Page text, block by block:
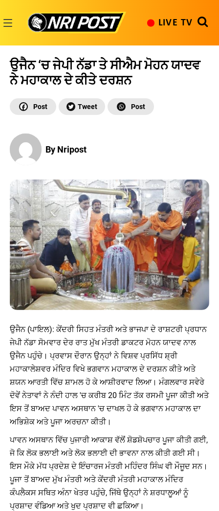
content
LIVE TV
ਉਜੈਨ ‘ਚ ਜੇਪੀ ਨੱਡਾ ਤੇ ਸੀਐਮ ਮੋਹਨ ਯਾਦਵ
ਨੇ ਮਹਾਕਾਲ ਦੇ ਕੀਤੇ ਦਰਸ਼ਨ
By Nripost
ਉਜੈਨ (ਪਾਇਲ): ਕੇਂਦਰੀ ਸਿਹਤ ਮੰਤਰੀ ਅਤੇ ਭਾਜਪਾ ਦੇ ਰਾਸ਼ਟਰੀ ਪ੍ਰਧਾਨ
ਜੇਪੀ ਨੱਡਾ ਸੋਮਵਾਰ ਦੇਰ ਰਾਤ ਮੁੱਖ ਮੰਤਰੀ ਡਾਕਟਰ ਮੋਹਨ ਯਾਦਵ ਨਾਲ
ਉਜੈਨ ਪਹੁੰਚੇ। ਪ੍ਰਵਾਸ ਦੌਰਾਨ ਉਨ੍ਹਾਂ ਨੇ ਵਿਸ਼ਵ ਪ੍ਰਸਿੱਧ ਸ਼੍ਰੀ
ਮਹਾਕਾਲੇਸ਼ਵਰ ਮੰਦਿਰ ਵਿਖੇ ਭਗਵਾਨ ਮਹਾਕਾਲ ਦੇ ਦਰਸ਼ਨ ਕੀਤੇ ਅਤੇ
ਸ਼ਯਨ ਆਰਤੀ ਵਿੱਚ ਸ਼ਾਮਲ ਹੋ ਕੇ ਆਸ਼ੀਰਵਾਦ ਲਿਆ। ਮੰਗਲਵਾਰ ਸਵੇਰੇ
ਦੋਵੇਂ ਨੇਤਾਵਾਂ ਨੇ ਨੰਦੀ ਹਾਲ 'ਚ ਕਰੀਬ 20 ਮਿੰਟ ਤੱਕ ਰਸਮੀ ਪੂਜਾ ਕੀਤੀ ਅਤੇ
ਇਸ ਤੋਂ ਬਾਅਦ ਪਾਵਨ ਅਸਥਾਨ 'ਚ ਦਾਖਲ ਹੋ ਕੇ ਭਗਵਾਨ ਮਹਾਕਾਲ ਦਾ
ਅਭਿਸ਼ੇਕ ਅਤੇ ਪੂਜਾ ਅਰਚਨਾ ਕੀਤੀ।
ਪਾਵਨ ਅਸਥਾਨ ਵਿੱਚ ਪੁਜਾਰੀ ਆਕਾਸ਼ ਵੱਲੋਂ ਸ਼ੋਡਸ਼ੋਪਚਾਰ ਪੂਜਾ ਕੀਤੀ ਗਈ,
ਜੋ ਕਿ ਲੋਕ ਭਲਾਈ ਅਤੇ ਲੋਕ ਭਲਾਈ ਦੀ ਭਾਵਨਾ ਨਾਲ ਕੀਤੀ ਗਈ ਸੀ।
ਇਸ ਮੌਕੇ ਮੱਧ ਪ੍ਰਦੇਸ਼ ਦੇ ਇੰਚਾਰਜ ਮੰਤਰੀ ਮਹਿੰਦਰ ਸਿੰਘ ਵੀ ਮੌਜੂਦ ਸਨ।
ਪੂਜਾ ਤੋਂ ਬਾਅਦ ਮੁੱਖ ਮੰਤਰੀ ਅਤੇ ਕੇਂਦਰੀ ਮੰਤਰੀ ਮਹਾਕਾਲ ਮੰਦਿਰ
ਕੰਪਲੈਕਸ ਸਥਿਤ ਅੰਨਾ ਖੇਤਰ ਪਹੁੰਚੇ, ਜਿੱਥੇ ਉਨ੍ਹਾਂ ਨੇ ਸ਼ਰਧਾਲੂਆਂ ਨੂੰ
ਪ੍ਰਸ਼ਾਦ ਵੰਡਿਆ ਅਤੇ ਖੁਦ ਪ੍ਰਸ਼ਾਦ ਵੀ ਛਕਿਆ।